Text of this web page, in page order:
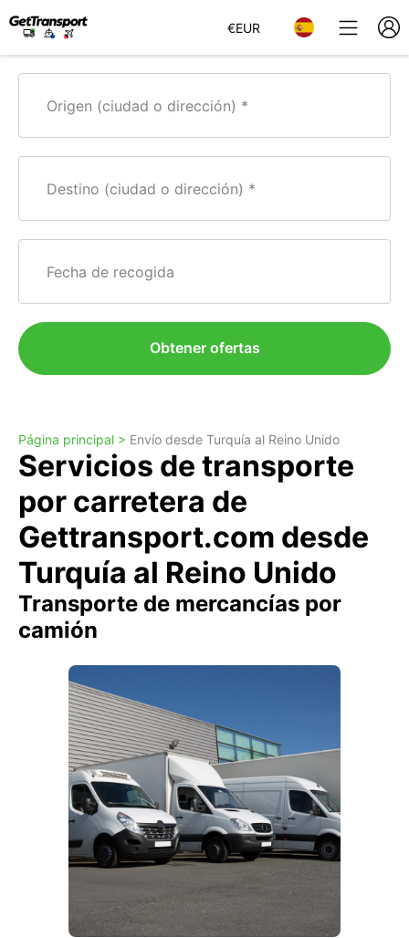
€EUR
Origen (ciudad o dirección)
Destino (ciudad o dirección)
Fecha de recogida
Obtener ofertas
Página principal > Envío desde Turquía al Reino Unido
Servicios de transporte
por carretera de
Gettransport.com desde
Turquía al Reino Unido
Transporte de mercancías por
camión